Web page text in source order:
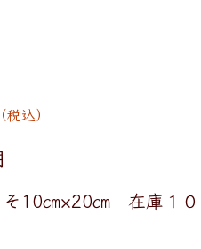
（税込）
そ10㎝×20㎝ 在庫１０